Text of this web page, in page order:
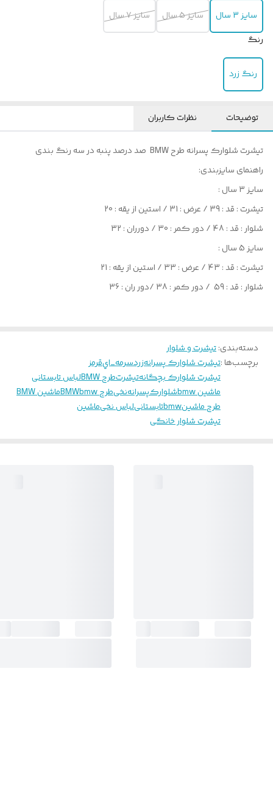
سایز 3 سال سایز 5 سال
سایز 7 سال
رنگ
رنگ زرد
توضیحات نظرات کاربران
تیشرت شلوارک پسرانه طرح BMW صد درصد پنبه در سه رنگ بندی
راهنمای سایزبندی:
سایز 3 سال :
تیشرت : قد : 39 / عرض : 31 / استین از یقه : 20
شلوار : قد : 48 / دور کمر : 30 / دورران : 32
سایز 5 سال :
تیشرت : قد : 43 / عرض : 33 / استین از یقه : 21
شلوار : قد : 59 / دور کمر : 38 /دور ران : 36
دسته‌بندی:تیشرت و شلوار
برچسب‌ها :تیشرت شلوارک پسرانهزردسرمه_ايقرمز
تیشرت شلوارک بچگانهتیشرتطرح BMW
لباس تابستانی
ماشین bmw
شلوارکپسرانهنخیطرح bmw BMWماشین BMW
طرح ماشینbmwتابستانیلباس نخیماشین
تیشرت شلوار خانگی